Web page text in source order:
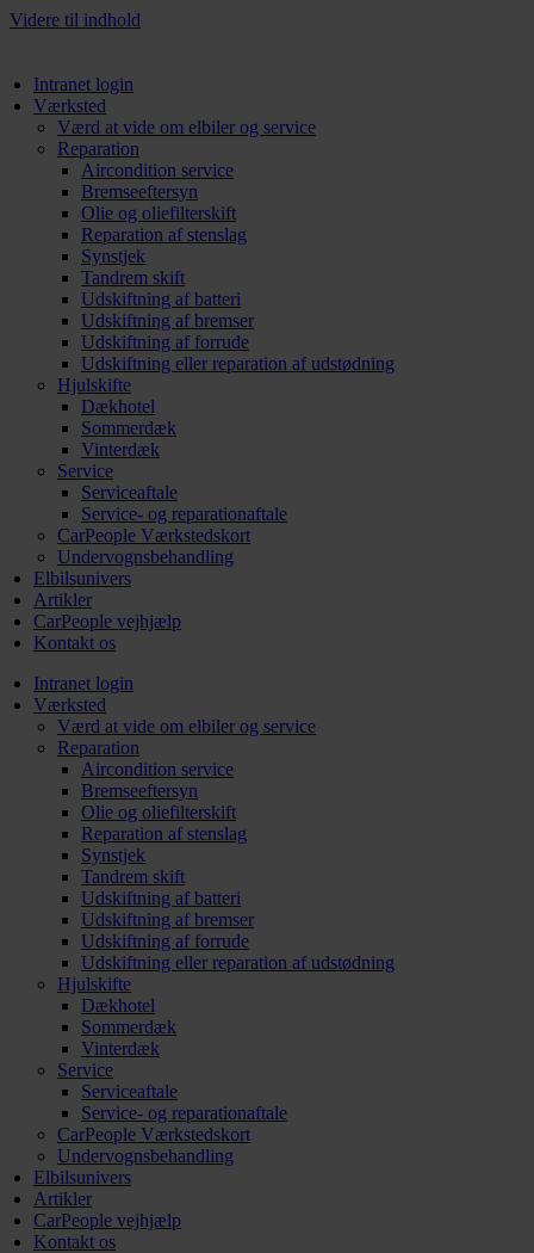
Videre til indhold
Intranet login
Værksted
Værd at vide om elbiler og service
Reparation
Aircondition service
Bremseeftersyn
Olie og oliefilterskift
Reparation af stenslag
Synstjek
Tandrem skift
Udskiftning af batteri
Udskiftning af bremser
Udskiftning af forrude
Udskiftning eller reparation af udstødning
Hjulskifte
Dækhotel
Sommerdæk
Vinterdæk
Service
Serviceaftale
Service- og reparationaftale
CarPeople Værkstedskort
Undervognsbehandling
Elbilsunivers
Artikler
CarPeople vejhjælp
Kontakt os
Intranet login
Værksted
Værd at vide om elbiler og service
Reparation
Aircondition service
Bremseeftersyn
Olie og oliefilterskift
Reparation af stenslag
Synstjek
Tandrem skift
Udskiftning af batteri
Udskiftning af bremser
Udskiftning af forrude
Udskiftning eller reparation af udstødning
Hjulskifte
Dækhotel
Sommerdæk
Vinterdæk
Service
Serviceaftale
Service- og reparationaftale
CarPeople Værkstedskort
Undervognsbehandling
Elbilsunivers
Artikler
CarPeople vejhjælp
Kontakt os